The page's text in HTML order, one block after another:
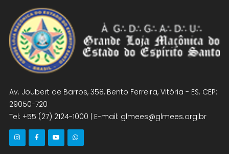
Av. Joubert de Barros, 358, Bento Ferreira, Vitória - ES. CEP:
29050-720
Tel: +55 (27) 2124-1000 | E-mail: glmees@glmees.org.br